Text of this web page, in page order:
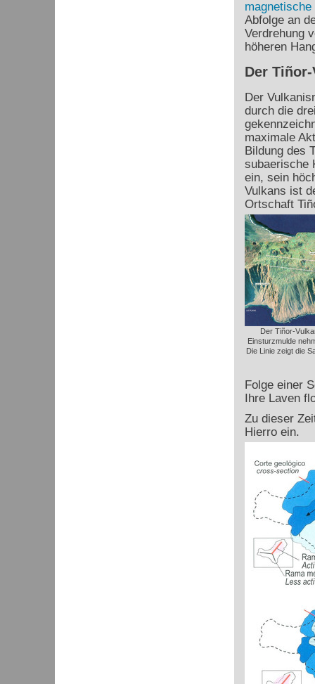
Abfolge an
Verdrehung
höheren
Der
Der
durch die
maximale
Bildung des
subaerische
ein, sein
Vulkans ist
Ortschaft
Der Tiñor-
Einsturzmulde
Die Linie zeigt die
Folge einer
Ihre Laven
Zu dieser
Hierro ein.